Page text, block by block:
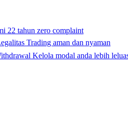
22 tahun zero complaint
Trading aman dan nyaman
Kelola modal anda lebih